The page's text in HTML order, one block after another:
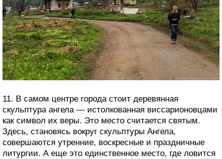
11. В самом центре города стоит деревянная
скульптура ангела — истолкованная виссарионовцами
как символ их веры. Это место считается святым.
Здесь, становясь вокруг скульптуры Ангела,
совершаются утренние, воскресные и праздничные
литургии. А еще это единственное место, где ловится